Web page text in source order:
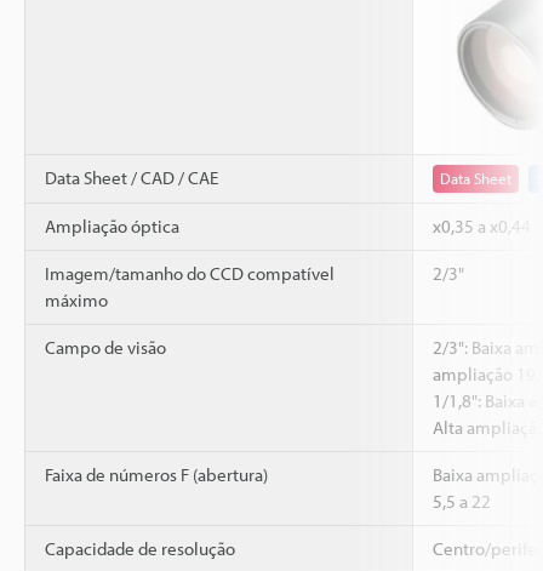
Data Sheet / CAD / CAE Data Sheet
Ampliação óptica x0,35 a x0,44
Imagem/tamanho do CCD compatível
máximo
2/3"
Campo de visão
2/3": Baixa
ampliação
1/1,8": Baixa
Alta
Faixa de números F (abertura)
Baixa
5,5 a 22
Capacidade de resolução Centro/